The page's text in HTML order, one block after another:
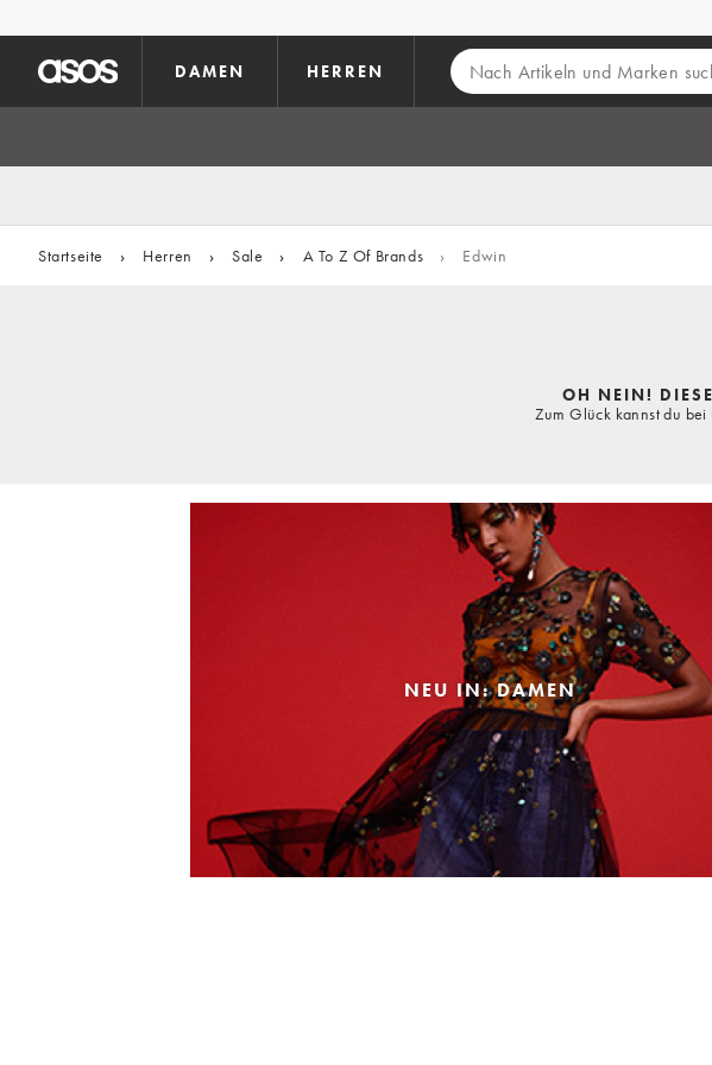
DAMEN HERREN
Startseite › Herren › Sale › A To Z Of Brands › Edwin
OH NEIN!
Zum Glück kannst du
NEU IN: DAMEN